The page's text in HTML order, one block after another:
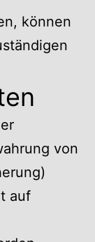
können
von
auf